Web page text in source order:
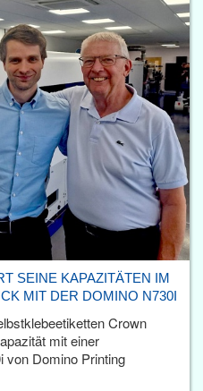
SEINE KAPAZITÄTEN IM
MIT DER DOMINO N730I
Crown
mit einer
von Domino Printing